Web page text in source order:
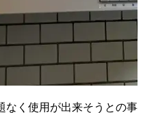
なく使用が出来そうとの事